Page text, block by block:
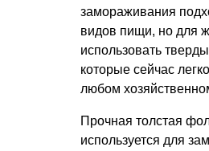
замораживания
видов пищи, но для
использовать
которые сейчас
любом
Прочная толстая
используется для